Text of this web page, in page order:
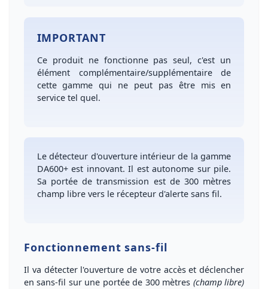
IMPORTANT
Ce produit ne fonctionne pas seul, c'est un
élément complémentaire/supplémentaire de
cette gamme qui ne peut pas être mis en
service tel quel.
Ledétecteur d'ouverture intérieur de la gamme
DA600+ est innovant. Il estautonome sur pile.
Sa portée de transmission est de300 mètres
champ libre vers le récepteur d'alerte sans fil.
Fonctionnement sans-fil
Il va détecter l'ouverture de votre accèset déclencher
en sans-fil sur une portée de 300 mètres (champ libre)